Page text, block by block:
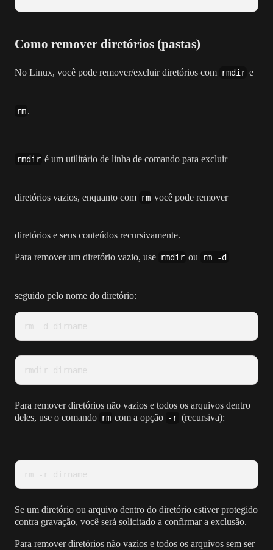
Como remover diretórios (pastas)
No Linux, você pode remover/excluir diretórios com rmdir e
rm .
rmdir é um utilitário de linha de comando para excluir
diretórios vazios, enquanto com rm você pode remover
diretórios e seus conteúdos recursivamente.
Para remover um diretório vazio, use rmdir ou rm -d
seguido pelo nome do diretório:
rm -d dirname
rmdir dirname
Para remover diretórios não vazios e todos os arquivos dentro
deles, use o comando rm com a opção -r (recursiva):
rm -r dirname
Se um diretório ou arquivo dentro do diretório estiver protegido
contra gravação, você será solicitado a confirmar a exclusão.
Para remover diretórios não vazios e todos os arquivos sem ser